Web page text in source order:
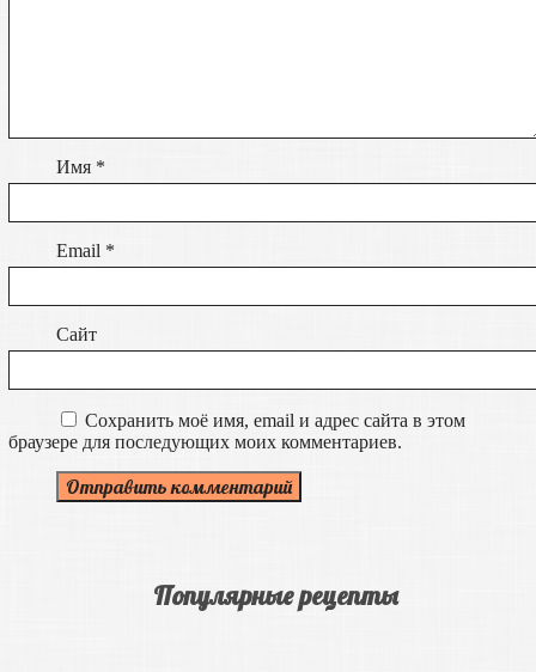
Имя *
Email *
Сайт
Сохранить моё имя, email и адрес сайта в этом
браузере для последующих моих комментариев.
Популярные рецепты